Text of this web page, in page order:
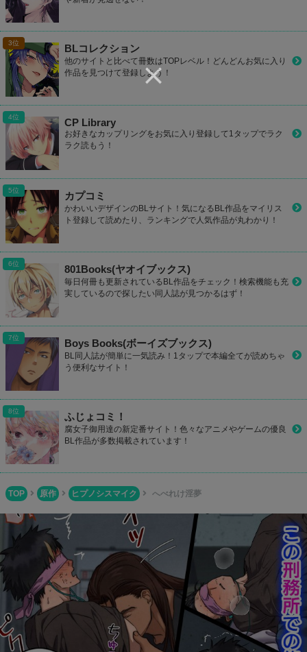
BLコレクション
他のサイトと比べて冊数はTOPレベル！どんどんお気に入り
作品を見つけて登録しよう！
CP Library
お好きなカップリングをお気に入り登録して1タップでラク
ラク読もう！
カプコミ
かわいいデザインのBLサイト！気になるBL作品をマイリス
ト登録して読めたり、ランキングで人気作品が丸わかり！
801Books(ヤオイブックス)
毎日何冊も更新されているBL作品をチェック！検索機能も充
実しているので探したい同人誌が見つかるはず！
Boys Books(ボーイズブックス)
BL同人誌が簡単に一気読み！1タップで本編全てが読めちゃ
う便利なサイト！
ふじょコミ！
腐女子御用達の新定番サイト！色々なアニメやゲームの優良
BL作品が多数掲載されています！
TOP 原作 ヒプノシスマイク へべれけ淫夢